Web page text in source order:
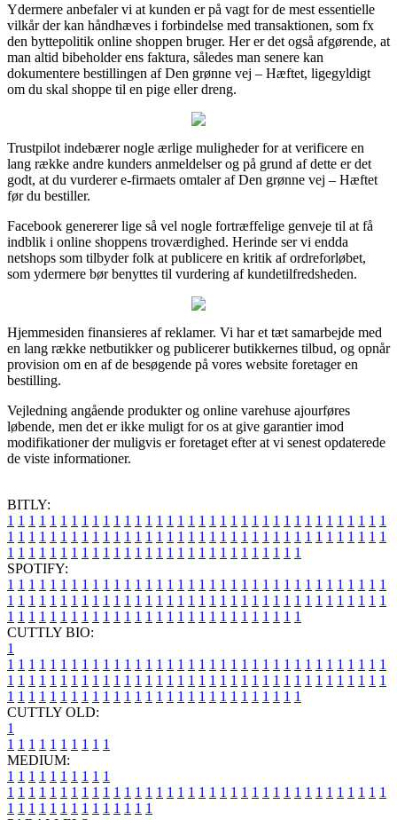
Ydermere anbefaler vi at kunden er på vagt for de mest essentielle
vilkår der kan håndhæves i forbindelse med transaktionen, som fx
den byttepolitik online shoppen bruger. Her er det også afgørende, at
man altid bibeholder ens faktura, således man senere kan
dokumentere bestillingen af Den grønne vej – Hæftet, ligegyldigt
om du skal shoppe til en pige eller dreng.
Trustpilot indebærer nogle ærlige muligheder for at verificere en
lang række andre kunders anmeldelser og på grund af dette er det
godt, at du vurderer e-firmaets omtaler af Den grønne vej – Hæftet
før du bestiller.
Facebook genererer lige så vel nogle fortræffelige genveje til at få
indblik i online shoppens troværdighed. Herinde ser vi endda
netshops som tilbyder folk at publicere en kritik af ordreforløbet,
som ydermere bør benyttes til vurdering af kundetilfredsheden.
Hjemmesiden finansieres af reklamer. Vi har et tæt samarbejde med
en lang række netbutikker og publicerer butikkernes tilbud, og opnår
provision om en af de besøgende på vores website foretager en
bestilling.
Vejledning angående produkter og online varehuse ajourføres
løbende, men det er ikke muligt for os at give garantier imod
modifikationer der muligvis er foretaget efter at vi senest opdaterede
de viste informationer.
BITLY:
1 1 1 1 1 1 1 1 1 1 1 1 1 1 1 1 1 1 1 1 1 1 1 1 1 1 1 1 1 1 1 1 1 1 1 1
1 1 1 1 1 1 1 1 1 1 1 1 1 1 1 1 1 1 1 1 1 1 1 1 1 1 1 1 1 1 1 1 1 1 1 1
1 1 1 1 1 1 1 1 1 1 1 1 1 1 1 1 1 1 1 1 1 1 1 1 1 1 1 1
SPOTIFY:
1 1 1 1 1 1 1 1 1 1 1 1 1 1 1 1 1 1 1 1 1 1 1 1 1 1 1 1 1 1 1 1 1 1 1 1
1 1 1 1 1 1 1 1 1 1 1 1 1 1 1 1 1 1 1 1 1 1 1 1 1 1 1 1 1 1 1 1 1 1 1 1
1 1 1 1 1 1 1 1 1 1 1 1 1 1 1 1 1 1 1 1 1 1 1 1 1 1 1 1
CUTTLY BIO:
1
1 1 1 1 1 1 1 1 1 1 1 1 1 1 1 1 1 1 1 1 1 1 1 1 1 1 1 1 1 1 1 1 1 1 1 1
1 1 1 1 1 1 1 1 1 1 1 1 1 1 1 1 1 1 1 1 1 1 1 1 1 1 1 1 1 1 1 1 1 1 1 1
1 1 1 1 1 1 1 1 1 1 1 1 1 1 1 1 1 1 1 1 1 1 1 1 1 1 1 1
CUTTLY OLD:
1
1 1 1 1 1 1 1 1 1 1
MEDIUM:
1 1 1 1 1 1 1 1 1 1
1 1 1 1 1 1 1 1 1 1 1 1 1 1 1 1 1 1 1 1 1 1 1 1 1 1 1 1 1 1 1 1 1 1 1 1
1 1 1 1 1 1 1 1 1 1 1 1 1 1